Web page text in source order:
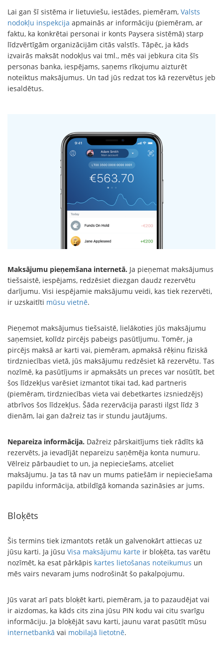
Lai gan šī sistēma ir lietuviešu, iestādes, piemēram, Valsts
nodokļu inspekcija apmainās ar informāciju (piemēram, ar
faktu, ka konkrētai personai ir konts Paysera sistēmā) starp
līdzvērtīgām organizācijām citās valstīs. Tāpēc, ja kāds
izvairās maksāt nodokļus vai tml., mēs vai jebkura cita šīs
personas banka, iespējams, saņems rīkojumu aizturēt
noteiktus maksājumus. Un tad jūs redzat tos kā rezervētus jeb
iesaldētus.
Maksājumu pieņemšana internetā. Ja pieņemat maksājumus
tiešsaistē, iespējams, redzēsiet diezgan daudz rezervētu
darījumu. Visi iespējamie maksājumu veidi, kas tiek rezervēti,
ir uzskaitīti mūsu vietnē.
Pieņemot maksājumus tiešsaistē, lielākoties jūs maksājumu
saņemsiet, kolīdz pircējs pabeigs pasūtījumu. Tomēr, ja
pircējs maksā ar karti vai, piemēram, apmaksā rēķinu fiziskā
tirdzniecības vietā, jūs maksājumu redzēsiet kā rezervētu. Tas
nozīmē, ka pasūtījums ir apmaksāts un preces var nosūtīt, bet
šos līdzekļus varēsiet izmantot tikai tad, kad partneris
(piemēram, tirdzniecības vieta vai debetkartes izsniedzējs)
atbrīvos šos līdzekļus. Šāda rezervācija parasti ilgst līdz 3
dienām, lai gan dažreiz tas ir stundu jautājums.
Nepareiza informācija. Dažreiz pārskaitījums tiek rādīts kā
rezervēts, ja ievadījāt nepareizu saņēmēja konta numuru.
Vēlreiz pārbaudiet to un, ja nepieciešams, atceliet
maksājumu. Ja tas tā nav un mums patiešām ir nepieciešama
papildu informācija, atbildīgā komanda sazināsies ar jums.
Bloķēts
Šis termins tiek izmantots retāk un galvenokārt attiecas uz
jūsu karti. Ja jūsu Visa maksājumu karte ir bloķēta, tas varētu
nozīmēt, ka esat pārkāpis kartes lietošanas noteikumus un
mēs vairs nevaram jums nodrošināt šo pakalpojumu.
Jūs varat arī pats bloķēt karti, piemēram, ja to pazaudējat vai
ir aizdomas, ka kāds cits zina jūsu PIN kodu vai citu svarīgu
informāciju. Ja bloķējāt savu karti, jaunu varat pasūtīt mūsu
internetbankā vai mobilajā lietotnē.